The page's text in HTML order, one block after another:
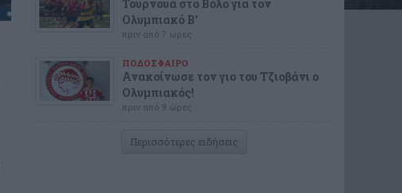
Τουρνουά στο Βόλο για τον
Ολυμπιακό Β'
πριν από 7 ώρες
ΠΟΔΟΣΦΑΙΡΟ
Ανακοίνωσε τον γιο του Τζιοβάνι ο
Ολυμπιακός!
πριν από 9 ώρες
Περισσότερες ειδήσεις